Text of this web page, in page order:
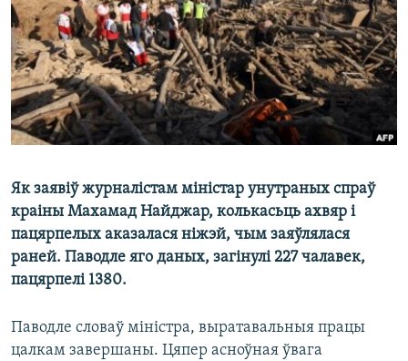
КУЛЬТУРА
КАЛЯНДАР
МОВА
НА ХВАЛЯХ СВАБОДЫ
Як заявіў журналістам міністар унутраных спраў
краіны Махамад Найджар, колькасьць ахвяр і
пацярпелых аказалася ніжэй, чым заяўлялася
раней. Паводле яго даных, загінулі 227 чалавек,
пацярпелі 1380.
Паводле словаў міністра, выратавальныя працы
цалкам завершаны. Цяпер асноўная ўвага